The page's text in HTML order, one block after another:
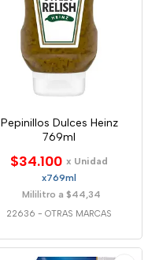
Pepinillos Dulces Heinz
769ml
$34.100 x Unidad
x769ml
Mililitro a $44,34
22636 - OTRAS MARCAS